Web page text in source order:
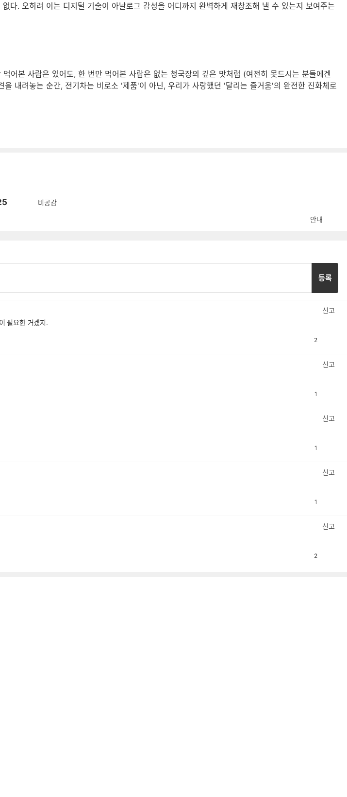
다. 오히려 이는 디지털 기술이 아날로그 감성을 어디까지 완벽하게 재창조해 낼 수 있는지 보여주는
어본 사람은 있어도, 한 번만 먹어본 사람은 없는 청국장의 깊은 맛처럼 (여전히 못드시는 분들에겐
내려놓는 순간, 전기차는 비로소 '제품'이 아닌, 우리가 사랑했던 '달리는 즐거움'의 완전한 진화체로
비공감
안내
등록
신고
필요한 거겠지.
2
신고
1
신고
1
신고
1
신고
2